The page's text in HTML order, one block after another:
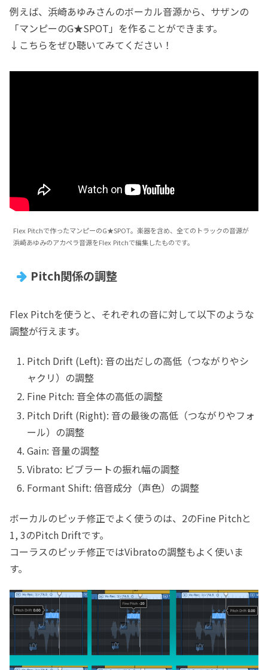
例えば、浜崎あゆみさんのボーカル音源から、サザンの
「マンピーのG★SPOT」を作ることができます。
↓こちらをぜひ聴いてみてください！
Flex Pitchで作ったマンピーのG★SPOT。楽器を含め、全てのトラックの音源が
浜崎あゆみのアカペラ音源をFlex Pitchで編集したものです。
Pitch関係の調整
Flex Pitchを使うと、それぞれの音に対して以下のような
調整が行えます。
Pitch Drift (Left): 音の出だしの高低（つながりやシ
ャクリ）の調整
Fine Pitch: 音全体の高低の調整
Pitch Drift (Right): 音の最後の高低（つながりやフォ
ール）の調整
Gain: 音量の調整
Vibrato: ビブラートの振れ幅の調整
Formant Shift: 倍音成分（声色）の調整
ボーカルのピッチ修正でよく使うのは、2のFine Pitchと
1, 3のPitch Driftです。
コーラスのピッチ修正ではVibratoの調整もよく使いま
す。